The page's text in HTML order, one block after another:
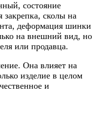
состояние
сколы на
деформация шинки
на внешний вид, но
или продавца.
Она влияет на
изделие в целом
и